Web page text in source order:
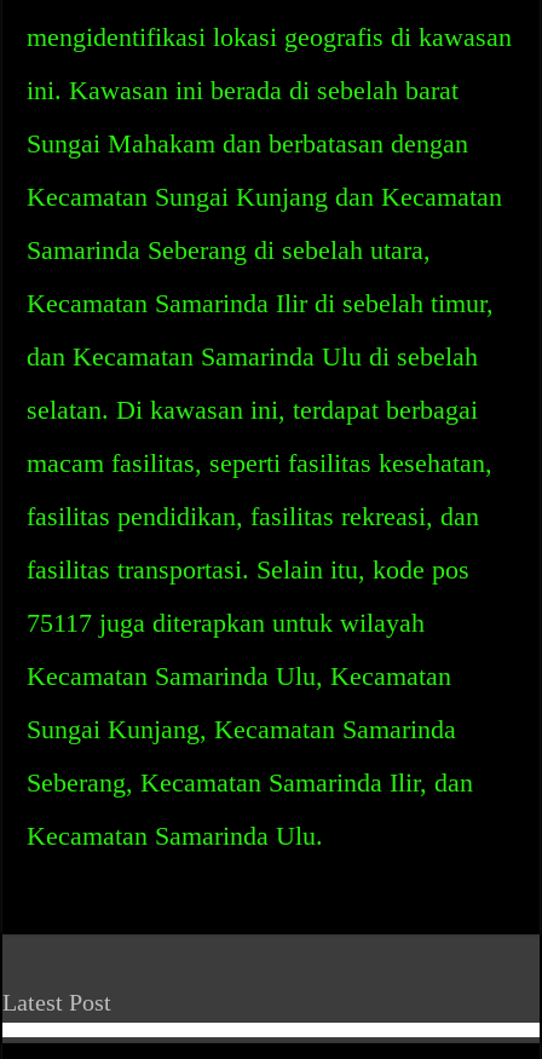
mengidentifikasi lokasi geografis di kawasan
ini. Kawasan ini berada di sebelah barat
Sungai Mahakam dan berbatasan dengan
Kecamatan Sungai Kunjang dan Kecamatan
Samarinda Seberang di sebelah utara,
Kecamatan Samarinda Ilir di sebelah timur,
dan Kecamatan Samarinda Ulu di sebelah
selatan. Di kawasan ini, terdapat berbagai
macam fasilitas, seperti fasilitas kesehatan,
fasilitas pendidikan, fasilitas rekreasi, dan
fasilitas transportasi. Selain itu, kode pos
75117 juga diterapkan untuk wilayah
Kecamatan Samarinda Ulu, Kecamatan
Sungai Kunjang, Kecamatan Samarinda
Seberang, Kecamatan Samarinda Ilir, dan
Kecamatan Samarinda Ulu.
Latest Post